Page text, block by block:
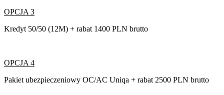
OPCJA 3
Kredyt 50/50 (12M) + rabat 1400 PLN brutto
OPCJA 4
Pakiet ubezpieczeniowy OC/AC Uniqa + rabat 2500 PLN brutto